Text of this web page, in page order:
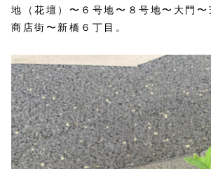
地（花壇）〜６号地〜８号地〜大門〜
商店街〜新橋６丁目。